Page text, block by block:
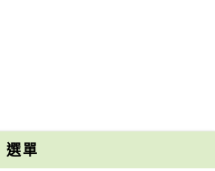
選單